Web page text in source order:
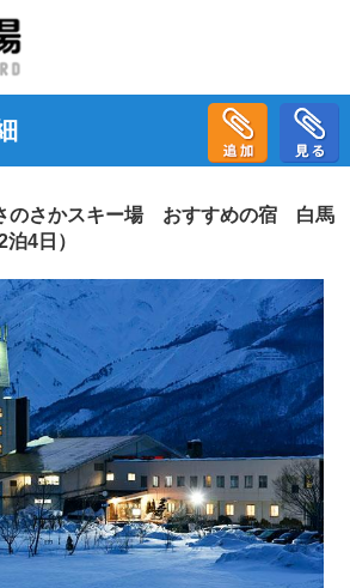
のさかスキー場 おすすめの宿 白馬
4日）